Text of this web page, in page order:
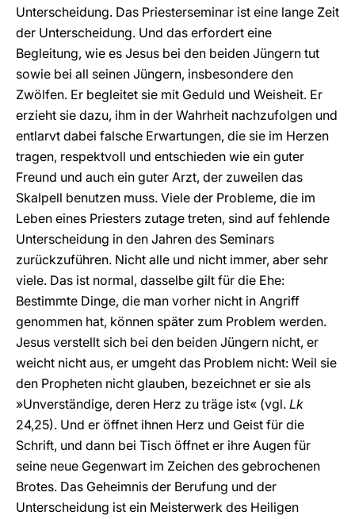
Unterscheidung. Das Priesterseminar ist eine lange Zeit
der Unterscheidung. Und das erfordert eine
Begleitung, wie es Jesus bei den beiden Jüngern tut
sowie bei all seinen Jüngern, insbesondere den
Zwölfen. Er begleitet sie mit Geduld und Weisheit. Er
erzieht sie dazu, ihm in der Wahrheit nachzufolgen und
entlarvt dabei falsche Erwartungen, die sie im Herzen
tragen, respektvoll und entschieden wie ein guter
Freund und auch ein guter Arzt, der zuweilen das
Skalpell benutzen muss. Viele der Probleme, die im
Leben eines Priesters zutage treten, sind auf fehlende
Unterscheidung in den Jahren des Seminars
zurückzuführen. Nicht alle und nicht immer, aber sehr
viele. Das ist normal, dasselbe gilt für die Ehe:
Bestimmte Dinge, die man vorher nicht in Angriff
genommen hat, können später zum Problem werden.
Jesus verstellt sich bei den beiden Jüngern nicht, er
weicht nicht aus, er umgeht das Problem nicht: Weil sie
den Propheten nicht glauben, bezeichnet er sie als
»Unverständige, deren Herz zu träge ist« (vgl. Lk
24,25). Und er öffnet ihnen Herz und Geist für die
Schrift, und dann bei Tisch öffnet er ihre Augen für
seine neue Gegenwart im Zeichen des gebrochenen
Brotes. Das Geheimnis der Berufung und der
Unterscheidung ist ein Meisterwerk des Heiligen